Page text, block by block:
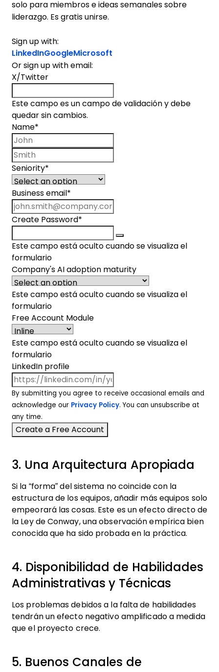
solo para miembros e ideas semanales sobre
liderazgo. Es gratis unirse.
Sign up with:
LinkedInGoogleMicrosoft
Or sign up with email:
X/Twitter
Este campo es un campo de validación y debe
quedar sin cambios.
Name*
Seniority*
Business email *
Create Password*
Este campo está oculto cuando se visualiza el
formulario
Company's AI adoption maturity
Este campo está oculto cuando se visualiza el
formulario
Free Account Module
Este campo está oculto cuando se visualiza el
formulario
LinkedIn profile
By submitting you agree to receive occasional emails and
acknowledge our Privacy Policy. You can unsubscribe at
any time.
3. Una Arquitectura Apropiada
Si la “forma” del sistema no coincide con la
estructura de los equipos, añadir más equipos solo
empeorará las cosas. Este es un efecto directo de
la Ley de Conway, una observación empírica bien
conocida que ha sido probada en la práctica.
4. Disponibilidad de Habilidades
Administrativas y Técnicas
Los problemas debidos a la falta de habilidades
tendrán un efecto negativo amplificado a medida
que el proyecto crece.
5. Buenos Canales de